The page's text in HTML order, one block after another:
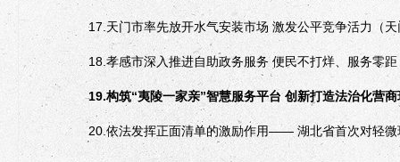
17.天门市率先放开水气安装市场 激发公平竞争活力（天
18.孝感市深入推进自助政务服务 便民不打烊、服务零距
19.构筑“夷陵一家亲”智慧服务平台 创新打造法治化营商
20.依法发挥正面清单的激励作用—— 湖北省首次对轻微